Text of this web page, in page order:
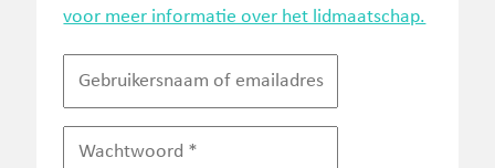
voor meer informatie over het lidmaatschap.